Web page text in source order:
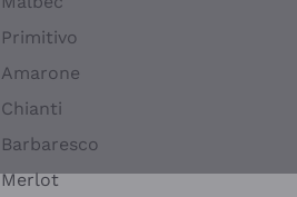
Primitivo
Amarone
Chianti
Barbaresco
Merlot